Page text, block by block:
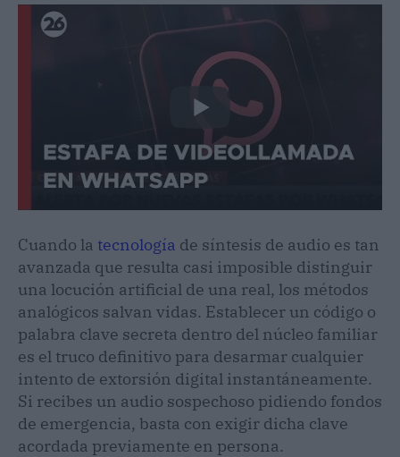
Cuando la tecnología de síntesis de audio es tan
avanzada que resulta casi imposible distinguir
una locución artificial de una real, los métodos
analógicos salvan vidas. Establecer un código o
palabra clave secreta dentro del núcleo familiar
es el truco definitivo para desarmar cualquier
intento de extorsión digital instantáneamente.
Si recibes un audio sospechoso pidiendo fondos
de emergencia, basta con exigir dicha clave
acordada previamente en persona.